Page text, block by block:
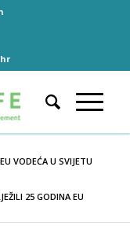
VODEĆA U SVIJETU
25 GODINA EU